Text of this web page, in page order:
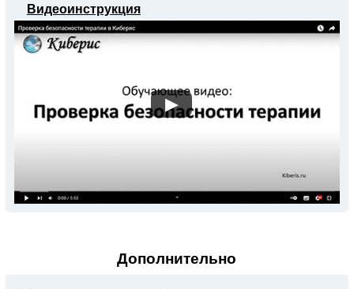
Видеоинструкция
▶
Дополнительно